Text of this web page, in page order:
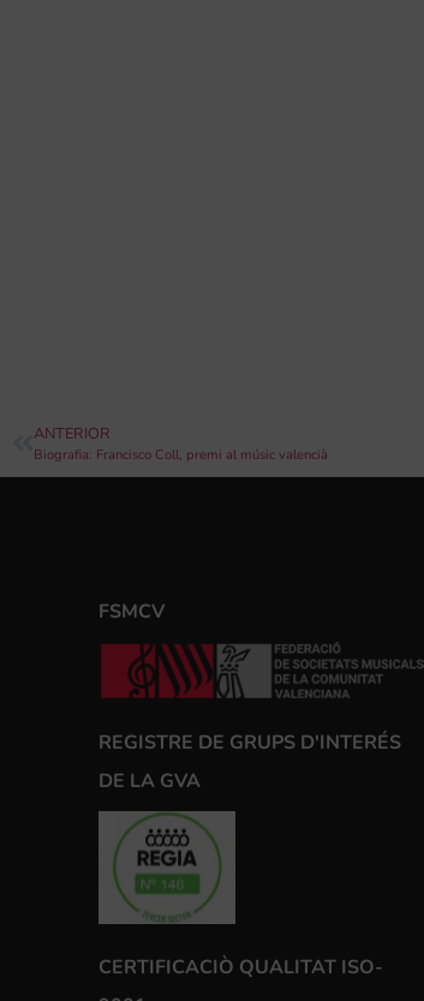
ANTERIOR
Biografia: Francisco Coll, premi al músic valencià
FSMCV
REGISTRE DE GRUPS D'INTERÉS
DE LA GVA
CERTIFICACIÒ QUALITAT ISO-